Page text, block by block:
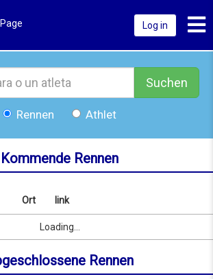
Log in
Suchen
Rennen Athlet
Kommende Rennen
Ort
link
link
Loading...
Rennen